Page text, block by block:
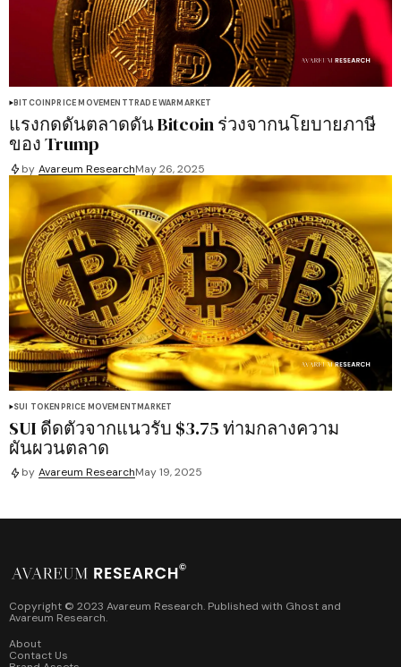
BITCOIN PRICE MOVEMENTTRADE WAR MARKET
แรงกดดันตลาดดัน Bitcoin ร่วงจากนโยบายภาษี
ของ Trump
by Avareum ResearchMay 26, 2025
SUI TOKENPRICE MOVEMENTMARKET
SUI ดีดตัวจากแนวรับ $3.75 ท่ามกลางความ
ผันผวนตลาด
by Avareum ResearchMay 19, 2025
Copyright © 2023 Avareum Research. Published with Ghost and
Avareum Research.
About
Contact Us